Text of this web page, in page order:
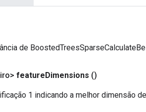
de
featureDimensions ()
1 indicando a melhor dimensão